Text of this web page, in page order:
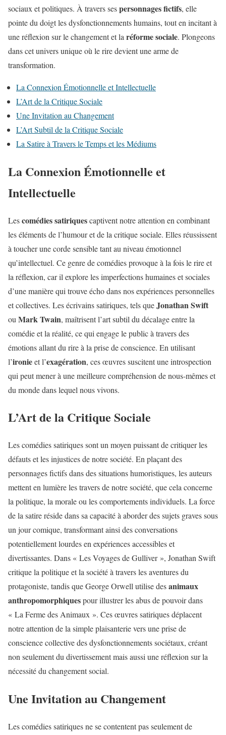
sociaux et politiques. À travers sespersonnages fictifs, elle
pointe du doigt les dysfonctionnements humains, tout en incitant à
une réflexion sur le changement et la réforme sociale. Plongeons
dans cet univers unique où le rire devient une arme de
transformation.
La Connexion Émotionnelle et Intellectuelle
L’Art de la Critique Sociale
Une Invitation au Changement
L’Art Subtil de la Critique Sociale
La Satire à Travers le Temps et les Médiums
La Connexion Émotionnelle et
Intellectuelle
Lescomédies satiriquescaptivent notre attention en combinant
les éléments de l’humour et de la critique sociale. Elles réussissent
à toucher une corde sensible tant au niveau émotionnel
qu’intellectuel. Ce genre de comédies provoque à la fois le rire et
la réflexion, car il explore les imperfections humaines et sociales
d’une manière qui trouve écho dans nos expériences personnelles
et collectives. Les écrivains satiriques, tels queJonathan Swift
ou Mark Twain, maîtrisent l’art subtil du décalage entre la
comédie et la réalité, ce qui engage le public à travers des
émotions allant du rire à la prise de conscience. En utilisant
l’ironieet l’exagération, ces œuvres suscitent une introspection
qui peut mener à une meilleure compréhension de nous-mêmes et
du monde dans lequel nous vivons.
L’Art de la Critique Sociale
Les comédies satiriques sont un moyen puissant de critiquer les
défauts et les injustices de notre société. En plaçant des
personnages fictifs dans des situations humoristiques, les auteurs
mettent en lumière les travers de notre société, que cela concerne
la politique, la morale ou les comportements individuels. La force
de la satire réside dans sa capacité à aborder des sujets graves sous
un jour comique, transformant ainsi des conversations
potentiellement lourdes en expériences accessibles et
divertissantes. Dans « Les Voyages de Gulliver », Jonathan Swift
critique la politique et la société à travers les aventures du
protagoniste, tandis que George Orwell utilise desanimaux
anthropomorphiquespour illustrer les abus de pouvoir dans
« La Ferme des Animaux ». Ces œuvres satiriques déplacent
notre attention de la simple plaisanterie vers une prise de
conscience collective des dysfonctionnements sociétaux, créant
non seulement du divertissement mais aussi une réflexion sur la
nécessité du changement social.
Une Invitation au Changement
Les comédies satiriques ne se contentent pas seulement de